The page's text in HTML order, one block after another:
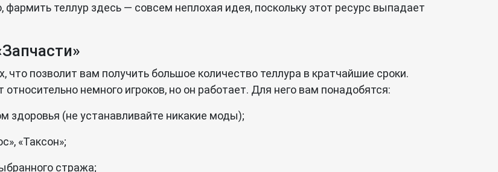
фармить теллур здесь — совсем неплохая идея, поскольку этот ресурс выпадает
позволит вам получить большое количество теллура в кратчайшие сроки.
немного игроков, но он работает. Для него вам понадобятся:
(не устанавливайте никакие моды);
«Таксон»;
стража;